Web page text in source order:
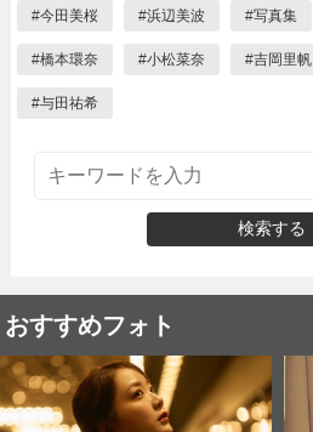
#今田美桜 #浜辺美波 #写真集
#橋本環奈 #小松菜奈 #吉岡里帆
#与田祐希
検索する
おすすめフォト